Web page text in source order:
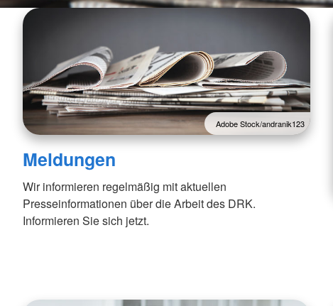
Adobe Stock/andranik123
Meldungen
Wir informieren regelmäßig mit aktuellen
Presseinformationen über die Arbeit des DRK.
Informieren Sie sich jetzt.